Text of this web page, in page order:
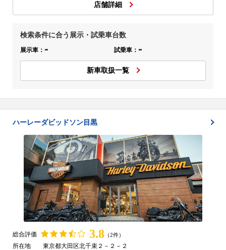
店舗詳細
検索条件に合う展示・試乗車台数
展示車： - 試乗車： -
新車取扱一覧
ハーレーダビッドソン目黒
総合評価 3.8 （2件）
所在地
東京都大田区北千束２－２－２